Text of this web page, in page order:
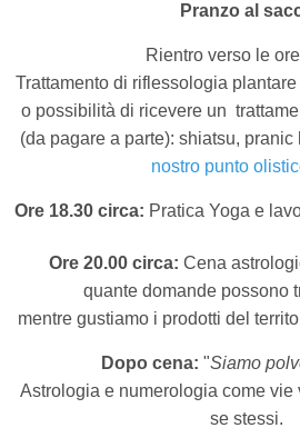
Pranzo al
Rientro verso le
Trattamento di riflessologia
o possibilità di ricevere un
(da pagare a parte): shiatsu, pranic
nostro punto
Ore 18.30 circa: Pratica Yoga e
Ore 20.00 circa: Cena
quante domande possono
mentre gustiamo i prodotti del
Dopo cena: "Siamo
Astrologia e numerologia come vie
se stessi.